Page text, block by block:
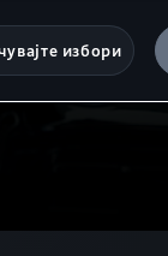
избори